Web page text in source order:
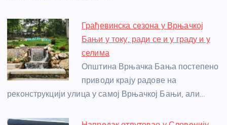
Грађевинска сезона у Врњачкој
Бањи у току, ради се и у граду и у
селима
Општина Врњачка Бања постепено
приводи крају радове на
реконструкцији улица у самој Врњачкој Бањи, али…